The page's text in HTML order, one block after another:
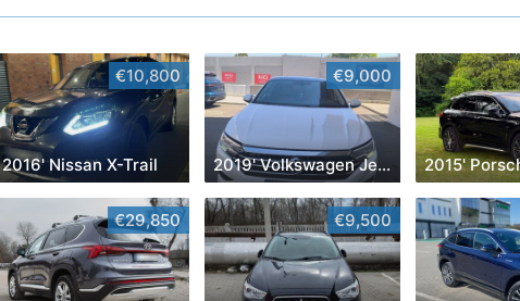
€10,800
2016' Nissan X-Trail
€9,000
2019' Volkswagen Jetta
€29,850 €9,500